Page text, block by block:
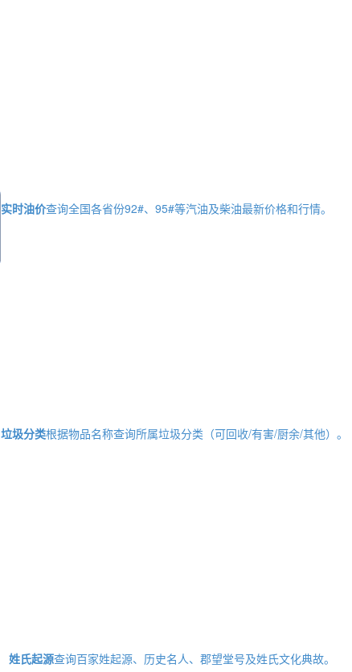
实时油价查询全国各省份92#、95#等汽油及柴油最新价格和行情。
垃圾分类根据物品名称查询所属垃圾分类（可回收/有害/厨余/其他）。
姓氏起源查询百家姓起源、历史名人、郡望堂号及姓氏文化典故。